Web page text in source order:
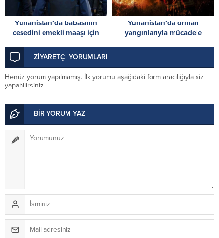
Yunanistan’da babasının
cesedini emekli maaşı için
yakalandı
Yunanistan’da orman
yangınlarıyla mücadele
ZİYARETÇİ YORUMLARI
Henüz yorum yapılmamış. İlk yorumu aşağıdaki form aracılığıyla siz
yapabilirsiniz.
BİR YORUM YAZ